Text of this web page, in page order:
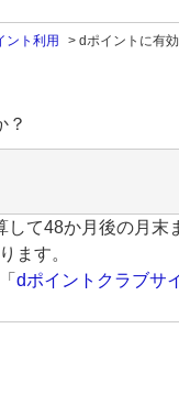
ント利用 > dポイントに有
？
て48か月後の月
ます。
dポイントクラブサ